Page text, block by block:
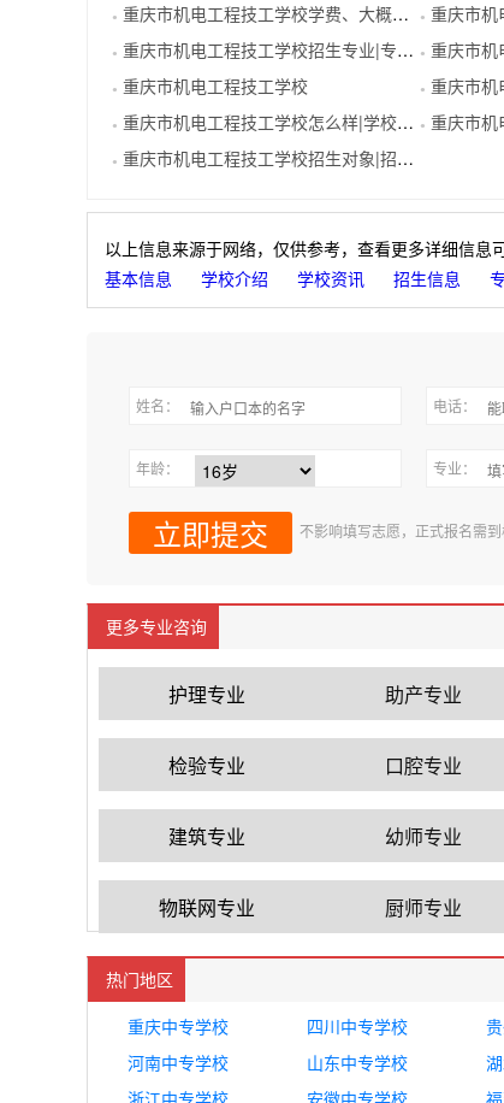
● 重庆市机电工程技工学校学费、大概收费是多少 ● 重庆市机电工
● 重庆市机电工程技工学校招生专业|专业代码 ● 重庆市机
● 重庆市机电工程技工学校 ● 重庆市机
● 重庆市机电工程技工学校怎么样|学校概况 ● 重庆市机
● 重庆市机电工程技工学校招生对象|招生分数
以上信息来源于网络，仅供参考，查看更多详细信息
基本信息
学校介绍 学校资讯 招生信息
姓名： 电话：
年龄： 专业：
不影响填写志愿，正式报名需
更多专业咨询
护理专业 助产专业
检验专业 口腔专业
建筑专业 幼师专业
物联网专业 厨师专业
热门地区
重庆中专学校
四川中专学校
河南中专学校
山东中专学校
浙江中专学校
安徽中专学校